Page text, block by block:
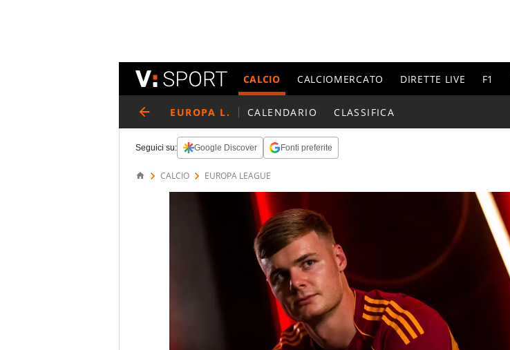
CALCIO CALCIOMERCATO DIRETTE LIVE F1
EUROPA L. CALENDARIO CLASSIFICA
Seguici su: Google Discover Fonti preferite
CALCIO EUROPA LEAGUE